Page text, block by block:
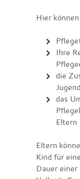
Hier
Ihre
die
das
Eltern
Eltern
Kind für
Dauer